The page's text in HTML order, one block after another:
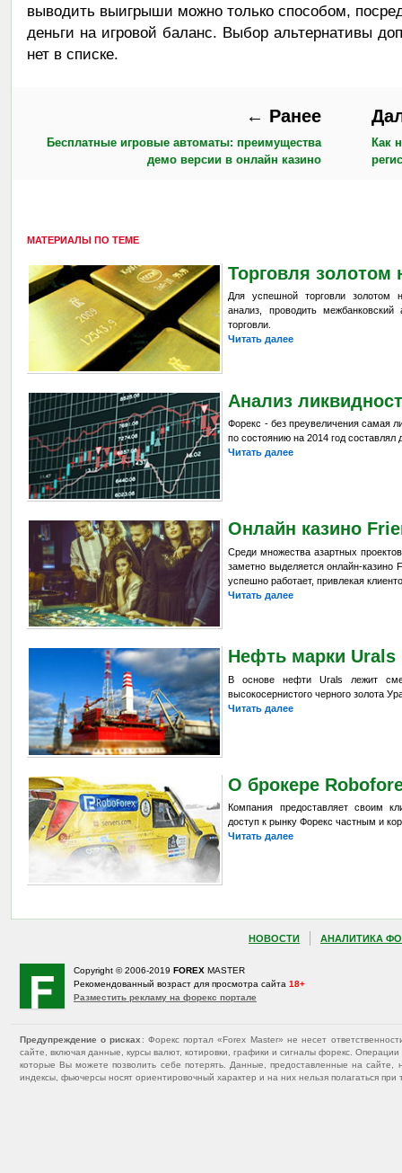
выводить выигрыши можно только способом,
деньги на игровой баланс. Выбор альтернативы
нет в списке.
← Ранее
Бесплатные игровые автоматы: преимущества
демо версии в онлайн казино
Как
МАТЕРИАЛЫ ПО ТЕМЕ
Торговля золотом
Для успешной торговли золотом
анализ, проводить межбанковский
торговли.
Читать далее
Анализ
Форекс - без преувеличения самая
по состоянию на 2014 год составлял
Читать далее
Онлайн казино
Среди множества азартных
заметно выделяется онлайн-
успешно работает, привлекая
Читать далее
Нефть марки Urals
В основе нефти Urals лежит
высокосернистого черного золота
Читать далее
О брокере
Компания предоставляет своим
доступ к рынку Форекс частным и
Читать далее
НОВОСТИ АНАЛИТИКА
Copyright © 2006-2019 FOREX MASTER
Рекомендованный возраст для просмотра сайта 18+
Разместить рекламу на форекс портале
Предупреждение о рисках : Форекс портал «Forex Master» не несет
сайте, включая данные, курсы валют, котировки, графики и сигналы форекс.
которые Вы можете позволить себе потерять. Данные, предоставленные на
индексы, фьючерсы носят ориентировочный характер и на них нельзя полагаться при